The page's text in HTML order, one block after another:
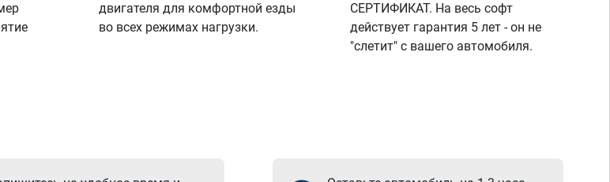
двигателя для комфортной езды
во всех режимах нагрузки.
СЕРТИФИКАТ. На весь софт
действует гарантия 5 лет - он не
"слетит" с вашего автомобиля.